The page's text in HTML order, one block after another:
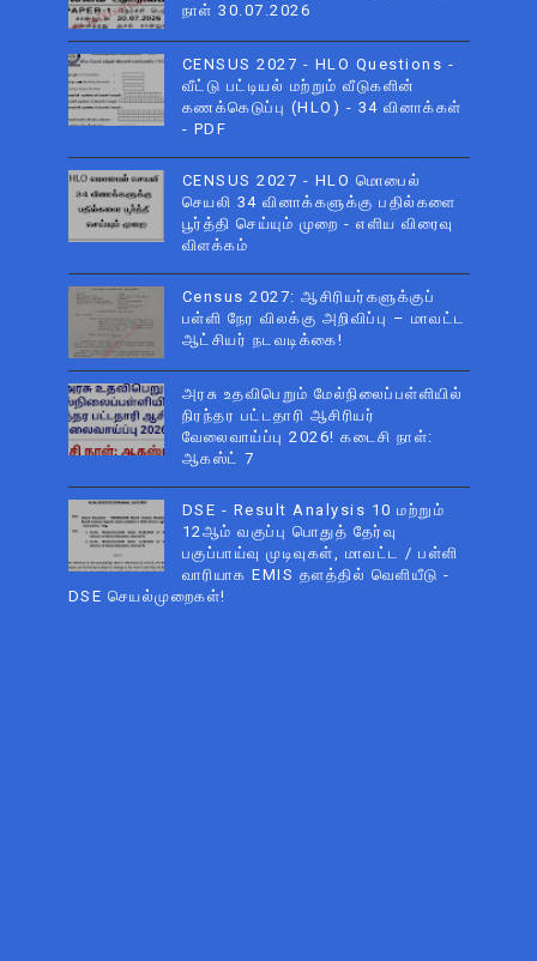
நாள் 30.07.2026
CENSUS 2027 - HLO Questions -
வீட்டு பட்டியல் மற்றும் வீடுகளின்
கணக்கெடுப்பு (HLO) - 34 வினாக்கள்
- PDF
CENSUS 2027 - HLO மொபைல்
செயலி 34 வினாக்களுக்கு பதில்களை
பூர்த்தி செய்யும் முறை - எளிய விரைவு
விளக்கம்
Census 2027: ஆசிரியர்களுக்குப்
பள்ளி நேர விலக்கு அறிவிப்பு – மாவட்ட
ஆட்சியர் நடவடிக்கை!
அரசு உதவிபெறும் மேல்நிலைப்பள்ளியில்
நிரந்தர பட்டதாரி ஆசிரியர்
வேலைவாய்ப்பு 2026! கடைசி நாள்:
ஆகஸ்ட் 7
DSE - Result Analysis 10 மற்றும்
12ஆம் வகுப்பு பொதுத் தேர்வு
பகுப்பாய்வு முடிவுகள், மாவட்ட / பள்ளி
வாரியாக EMIS தளத்தில் வெளியீடு -
DSE செயல்முறைகள்!